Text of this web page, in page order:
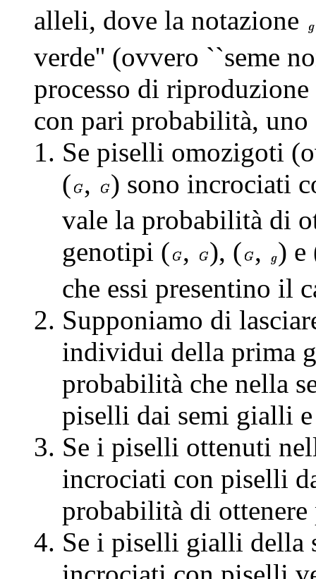
alleli, dove la notazione
verde'' (ovvero ``seme
processo di
con pari probabilità,
Se piselli omozigoti
( ,
) sono incrociati
vale la probabilità di
genotipi ( , ), ( ,
) e
che essi presentino il
Supponiamo di
individui della prima
probabilità che nella
piselli dai semi gialli
Se i piselli ottenuti
incrociati con piselli
probabilità di
Se i piselli gialli della